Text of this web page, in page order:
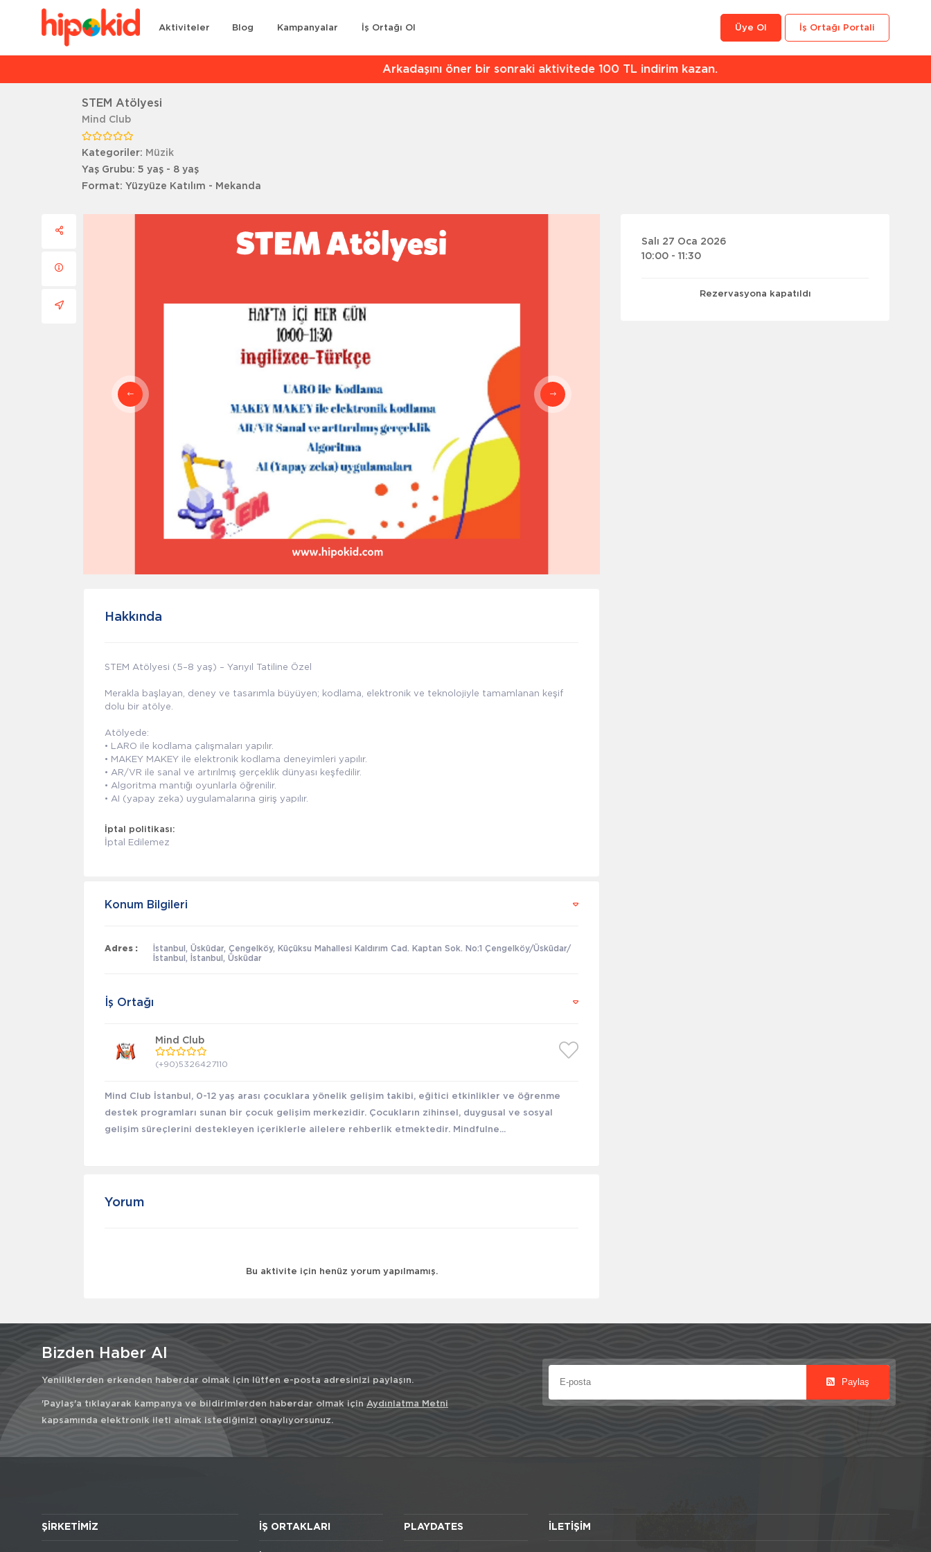
Aktiviteler Blog Kampanyalar İş Ortağı Ol İş Ortağı Portali
Üye Ol
Arkadaşını öner bir sonraki aktivitede 100 TL indirim kazan.
STEM Atölyesi
Mind Club
Kategoriler: Müzik
Yaş Grubu:5 yaş - 8 yaş
Format: Yüzyüze Katılım - Mekanda
Hakkında
STEM Atölyesi (5–8 yaş) – Yarıyıl Tatiline Özel
Merakla başlayan, deney ve tasarımla büyüyen; kodlama, elektronik ve teknolojiyle tamamlanan keşif
dolu bir atölye.
Atölyede:
• LARO ile kodlama çalışmaları yapılır.
• MAKEY MAKEY ile elektronik kodlama deneyimleri yapılır.
• AR/VR ile sanal ve artırılmış gerçeklik dünyası keşfedilir.
• Algoritma mantığı oyunlarla öğrenilir.
• AI (yapay zeka) uygulamalarına giriş yapılır.
İptal politikası:
İptal Edilemez
Konum Bilgileri
Adres :
İstanbul, Üsküdar, Çengelköy, Küçüksu Mahallesi Kaldırım Cad. Kaptan Sok. No:1 Çengelköy/Üsküdar/
İstanbul, İstanbul, Üsküdar
İş Ortağı
Mind Club
(+90)5326427110
Mind Club İstanbul, 0-12 yaş arası çocuklara yönelik gelişim takibi, eğitici etkinlikler ve öğrenme
destek programları sunan bir çocuk gelişim merkezidir. Çocukların zihinsel, duygusal ve sosyal
gelişim süreçlerini destekleyen içeriklerle ailelere rehberlik etmektedir. Mindfulne...
Yorum
Bu aktivite için henüz yorum yapılmamış.
Salı 27 Oca 2026
10:00 - 11:30
Rezervasyona kapatıldı
Bizden Haber Al
Yeniliklerden erkenden haberdar olmak için lütfen e-posta adresinizi paylaşın.
'Paylaş'a tıklayarak kampanya ve bildirimlerden haberdar olmak için Aydınlatma Metni
kapsamında elektronik ileti almak istediğinizi onaylıyorsunuz.
Paylaş
ŞIRKETIMIZ İŞ ORTAKLARI PLAYDATES İLETIŞIM